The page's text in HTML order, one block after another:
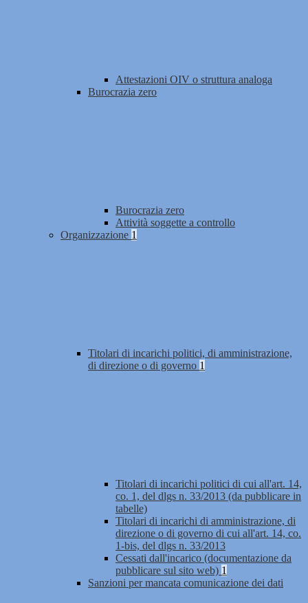
Attestazioni OIV o struttura analoga
Burocrazia zero
Burocrazia zero
Attività soggette a controllo
Organizzazione 1
Titolari di incarichi politici, di amministrazione,
di direzione o di governo 1
Titolari di incarichi politici di cui all'art. 14,
co. 1, del dlgs n. 33/2013 (da pubblicare in
tabelle)
Titolari di incarichi di amministrazione, di
direzione o di governo di cui all'art. 14, co.
1-bis, del dlgs n. 33/2013
Cessati dall'incarico (documentazione da
pubblicare sul sito web) 1
Sanzioni per mancata comunicazione dei dati